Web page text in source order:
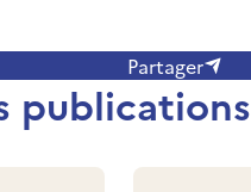
Partager
publications